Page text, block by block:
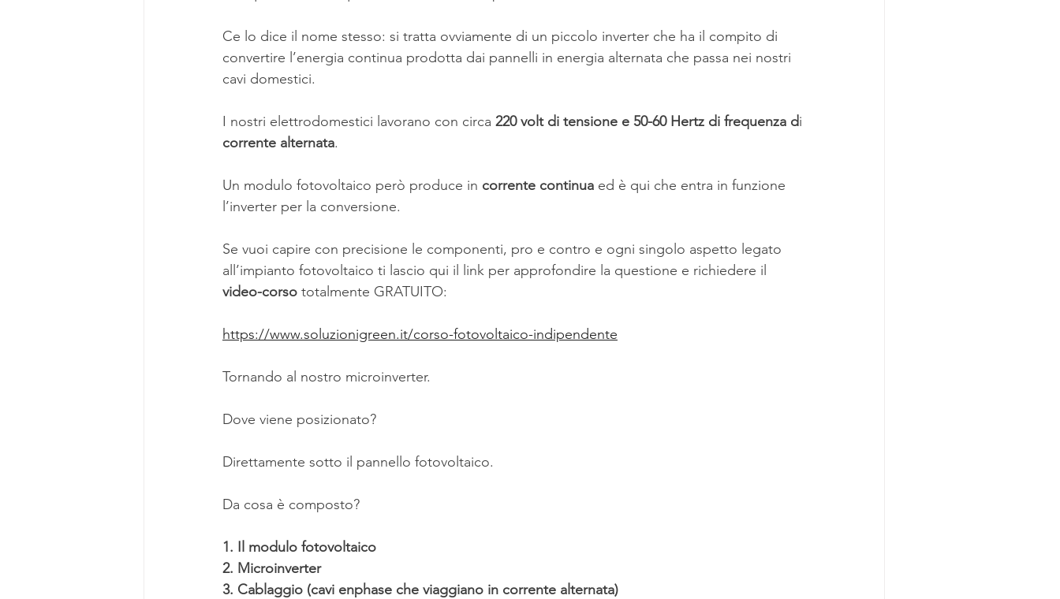
Ce lo dice il nome stesso: si tratta ovviamente di un piccolo inverter che ha il compito di
convertire l’energia continua prodotta dai pannelli in energia alternata che passa nei nostri
cavi domestici.
I nostri elettrodomestici lavorano con circa 220 volt di tensione e 50-60 Hertz di frequenza di
corrente alternata.
Un modulo fotovoltaico però produce in corrente continua ed è qui che entra in funzione
l’inverter per la conversione.
Se vuoi capire con precisione le componenti, pro e contro e ogni singolo aspetto legato
all’impianto fotovoltaico ti lascio qui il link per approfondire la questione e richiedere il
video-corso totalmente GRATUITO:
https://www.soluzionigreen.it/corso-fotovoltaico-indipendente
Tornando al nostro microinverter.
Dove viene posizionato?
Direttamente sotto il pannello fotovoltaico.
Da cosa è composto?
1. Il modulo fotovoltaico
2. Microinverter
3. Cablaggio (cavi enphase che viaggiano in corrente alternata)